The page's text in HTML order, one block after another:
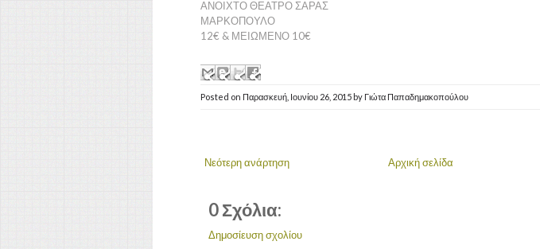
ΑΝΟΙΧΤΟ ΘΕΑΤΡΟ ΣΑΡΑΣ
ΜΑΡΚΟΠΟΥΛΟ
12€ & ΜΕΙΩΜΕΝΟ 10€
Posted on Παρασκευή, Ιουνίου 26, 2015 by Γιώτα Παπαδημακοπούλου
Νεότερη ανάρτηση Αρχική σελίδα
0 Σχόλια:
Δημοσίευση σχολίου